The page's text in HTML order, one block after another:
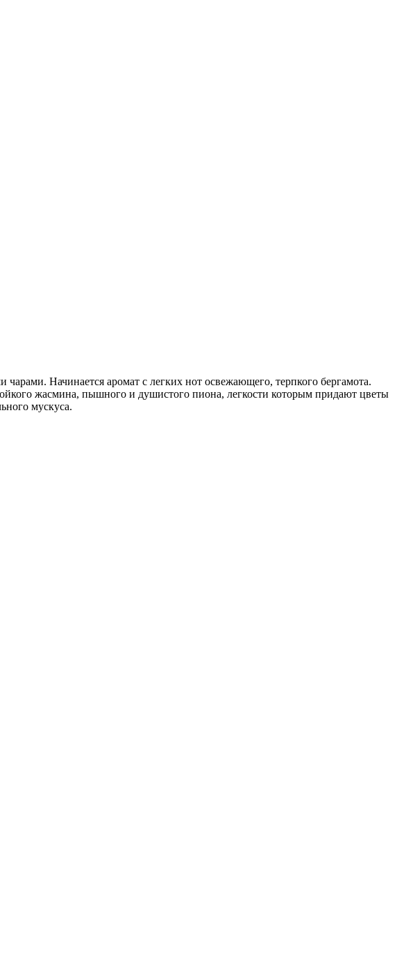
Начинается аромат с легких нот освежающего, терпкого бергамота.
жасмина, пышного и душистого пиона, легкости которым придают цветы
мускуса.